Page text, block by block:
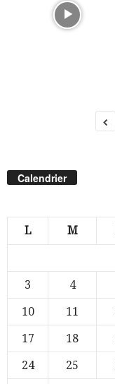
Calendrier
L M
3
4
10
11
17
18
24
25